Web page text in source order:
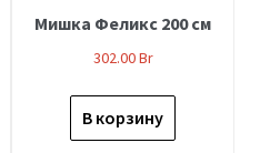
Мишка Феликс 200 см
302.00Br
В корзину